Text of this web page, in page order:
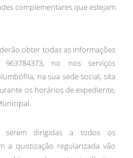
complementares que estejam
obter todas as informações
no nos serviços
na sua sede social, sita
os horários de expediente,
serem dirigidas a todos os
a quotização regularizada vão